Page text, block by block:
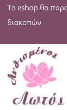
Το eshop θα
διακοπών